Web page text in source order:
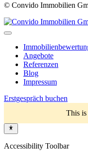
© Convido Immobilien
Angebote
Referenzen
Blog
Impressum
Erstgespräch buchen
This is
Accessibility Toolbar